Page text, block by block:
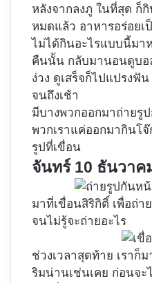
หลังจากลงภู ในที่สุด ก็
หมดแล้ว อาหารอร่อยเ
ไม่ได้กินอะไรแบบนี้มา
คืนนั้น กลับมานอนดูบอ
ง่วง ดูเสร็จก็ไปแปรง
จนถึงเช้า
มีบางพวกออกมาถ่ายรู
พวกเราแค่ออกมากินโ
รูปที่เขื่อน
จันทร์ 10 ธันวาค
มาที่เขื่อนสิริกิติ์ เพื่อถ่า
จนไม่รู้จะถ่ายอะไร
ช่วงเวลาสุดท้าย เราก็
ริมน่านเช่นเคย ก่อนจ